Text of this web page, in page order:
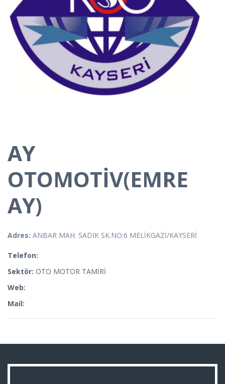
AY
OTOMOTİV(EMRE
AY)
Adres: ANBAR MAH. SADIK SK.NO:6 MELİKGAZİ/KAYSERİ
Telefon:
Sektör: OTO MOTOR TAMİRİ
Web:
Mail: